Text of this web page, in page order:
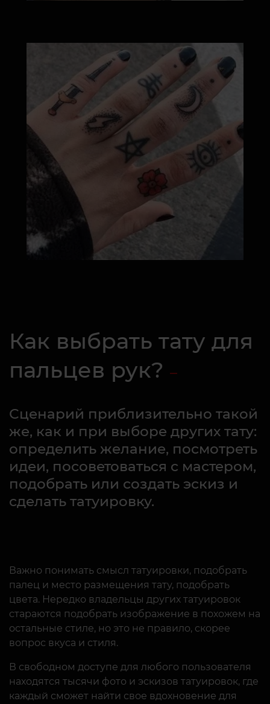
Как выбрать тату для
пальцев рук?
Сценарий приблизительно такой
же, как и при выборе других тату:
определить желание, посмотреть
идеи, посоветоваться с мастером,
подобрать или создать эскиз и
сделать татуировку.
Важно понимать смысл татуировки, подобрать
палец и место размещения тату, подобрать
цвета. Нередко владельцы других татуировок
стараются подобрать изображение в похожем на
остальные стиле, но это не правило, скорее
вопрос вкуса и стиля.
В свободном доступе для любого пользователя
находятся тысячи фото и эскизов татуировок, где
каждый сможет найти свое вдохновение для